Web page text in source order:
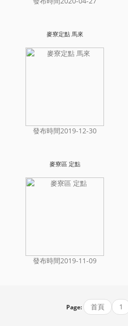
麥寮定點 馬來
發布時間2019-12-30
麥寮區 定點
發布時間2019-11-09
Page: 首頁 1